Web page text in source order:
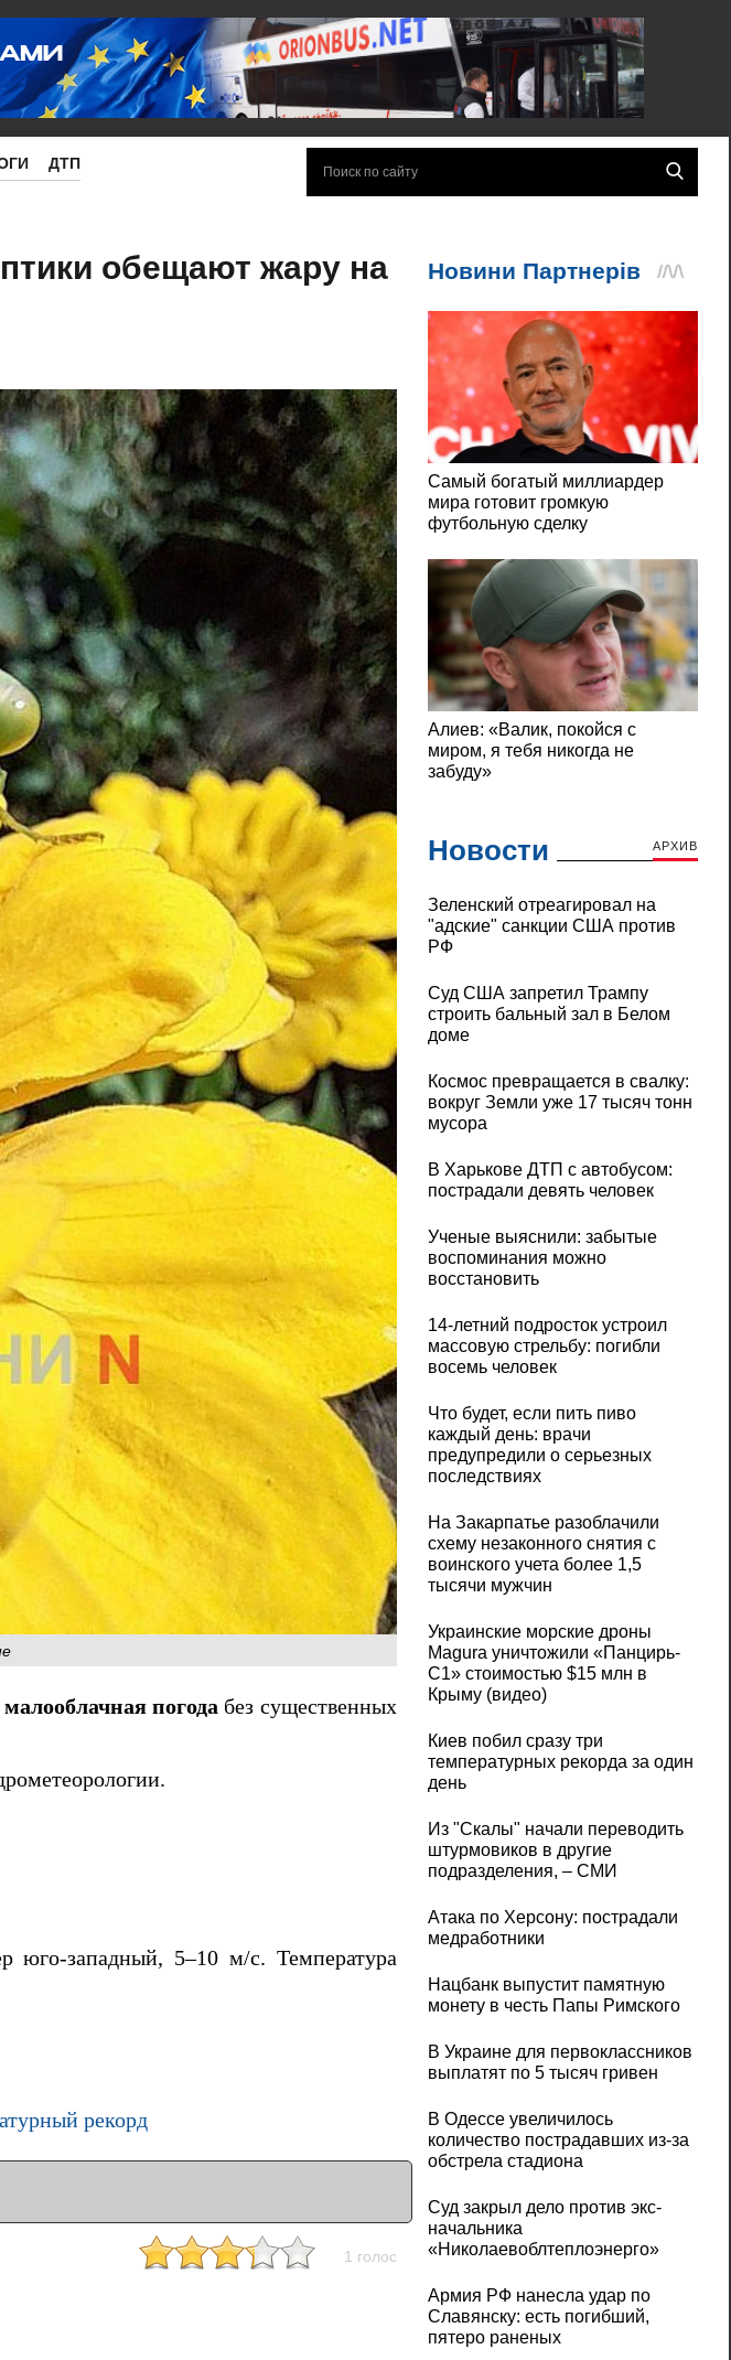
ДТП
обещают жару на
малооблачная погода без существенных
юго‑западный, 5–10 м/с. Температура
рекорд
1 голос
Новости АРХИВ
Зеленский отреагировал на
"адские" санкции США против
РФ
Суд США запретил Трампу
строить бальный зал в Белом
доме
Космос превращается в свалку:
вокруг Земли уже 17 тысяч тонн
мусора
В Харькове ДТП с автобусом:
пострадали девять человек
Ученые выяснили: забытые
воспоминания можно
восстановить
14-летний подросток устроил
массовую стрельбу: погибли
восемь человек
Что будет, если пить пиво
каждый день: врачи
предупредили о серьезных
последствиях
На Закарпатье разоблачили
схему незаконного снятия с
воинского учета более 1,5
тысячи мужчин
Украинские морские дроны
Magura уничтожили «Панцирь-
С1» стоимостью $15 млн в
Крыму (видео)
Киев побил сразу три
температурных рекорда за один
день
Из "Скалы" начали переводить
штурмовиков в другие
подразделения, – СМИ
Атака по Херсону: пострадали
медработники
Нацбанк выпустит памятную
монету в честь Папы Римского
В Украине для первоклассников
выплатят по 5 тысяч гривен
В Одессе увеличилось
количество пострадавших из-за
обстрела стадиона
Суд закрыл дело против экс-
начальника
«Николаевоблтеплоэнерго»
Армия РФ нанесла удар по
Славянску: есть погибший,
пятеро раненых